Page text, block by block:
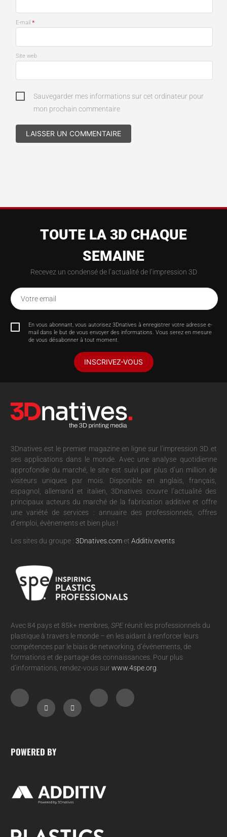
E-mail *
Site web
Sauvegarder mes informations sur cet ordinateur pour
mon prochain commentaire
TOUTE LA 3D CHAQUE
SEMAINE
Recevez un condensé de l’actualité de l’impression 3D
Votre email
En vous abonnant, vous autorisez 3Dnatives à enregistrer votre adresse e-
mail dans le but de vous envoyer des informations. Vous serez en mesure
de vous désabonner à tout moment.
INSCRIVEZ-VOUS
3Dnatives est le premier magazine en ligne sur l’impression 3D et
ses applications dans le monde. Avec une analyse quotidienne
approfondie du marché, le site est suivi par plus d’un million de
visiteurs uniques par mois. Disponible en anglais, français,
espagnol, allemand et italien, 3Dnatives couvre l’actualité des
principaux acteurs du marché de la fabrication additive et offre
une variété de services : annuaire des professionnels, offres
d’emploi, évènements et bien plus !
Les sites du groupe : 3Dnatives.comet Additiv.events
Avec 84 pays et 85k+ membres, SPEréunit les professionnels du
plastique à travers le monde – en les aidant à renforcer leurs
compétences par le biais de networking, d’événements, de
formations et de partage des connaissances. Pour plus
d’informations, rendez-vous surwww.4spe.org.
POWERED BY